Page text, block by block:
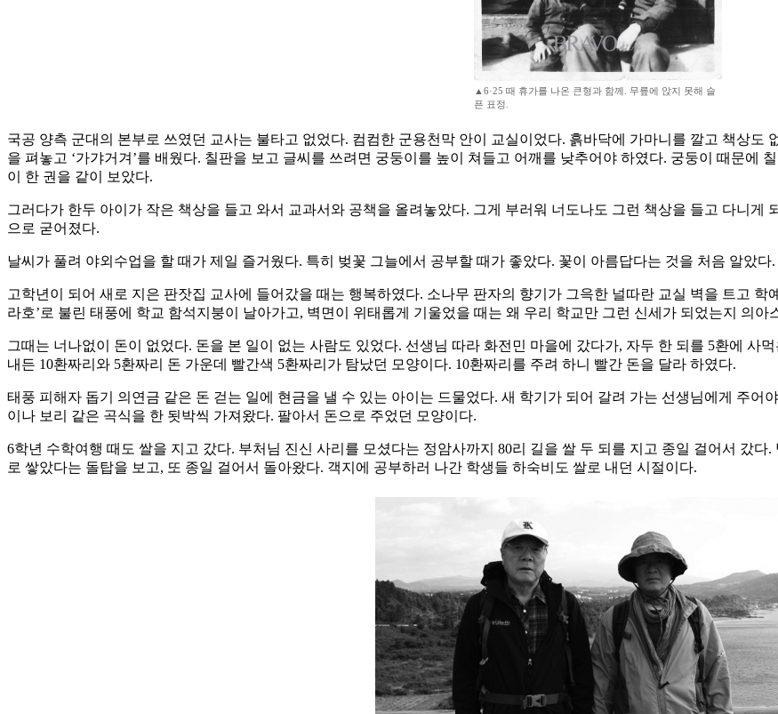
▲6·25 때 휴가를 나온 큰형과 함께. 무릎에 앉지 못해 슬
픈 표정.
국공 양측 군대의 본부로 쓰였던 교사는 불타고 없었다. 컴컴한 군용천막 안이 교실이었다. 흙바닥에 가마니를 깔고 책상도
을 펴놓고 ‘가갸거겨’를 배웠다. 칠판을 보고 글씨를 쓰려면 궁둥이를 높이 쳐들고 어깨를 낮추어야 하였다. 궁둥이 때문에
이 한 권을 같이 보았다.
그러다가 한두 아이가 작은 책상을 들고 와서 교과서와 공책을 올려놓았다. 그게 부러워 너도나도 그런 책상을 들고 다니게
으로 굳어졌다.
날씨가 풀려 야외수업을 할 때가 제일 즐거웠다. 특히 벚꽃 그늘에서 공부할 때가 좋았다. 꽃이 아름답다는 것을 처음 알았다.
고학년이 되어 새로 지은 판잣집 교사에 들어갔을 때는 행복하였다. 소나무 판자의 향기가 그윽한 널따란 교실 벽을 트고
라호’로 불린 태풍에 학교 함석지붕이 날아가고, 벽면이 위태롭게 기울었을 때는 왜 우리 학교만 그런 신세가 되었는지 의아
그때는 너나없이 돈이 없었다. 돈을 본 일이 없는 사람도 있었다. 선생님 따라 화전민 마을에 갔다가, 자두 한 되를 5환에 사
내든 10환짜리와 5환짜리 돈 가운데 빨간색 5환짜리가 탐났던 모양이다. 10환짜리를 주려 하니 빨간 돈을 달라 하였다.
태풍 피해자 돕기 의연금 같은 돈 걷는 일에 현금을 낼 수 있는 아이는 드물었다. 새 학기가 되어 갈려 가는 선생님에게 주어
이나 보리 같은 곡식을 한 됫박씩 가져왔다. 팔아서 돈으로 주었던 모양이다.
6학년 수학여행 때도 쌀을 지고 갔다. 부처님 진신 사리를 모셨다는 정암사까지 80리 길을 쌀 두 되를 지고 종일 걸어서 갔
로 쌓았다는 돌탑을 보고, 또 종일 걸어서 돌아왔다. 객지에 공부하러 나간 학생들 하숙비도 쌀로 내던 시절이다.